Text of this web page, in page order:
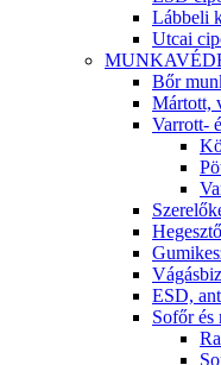
Lábbeli
Utcai
Bőr
Mártott,
Varrott-
ESD,
Sofőr és